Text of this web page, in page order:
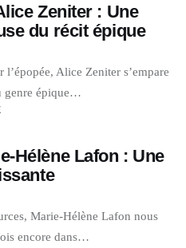
Zeniter : Une
du récit épique
l’épopée, Alice Zeniter s’empare
genre épique…
Hélène Lafon : Une
Marie-Hélène Lafon nous
encore dans…